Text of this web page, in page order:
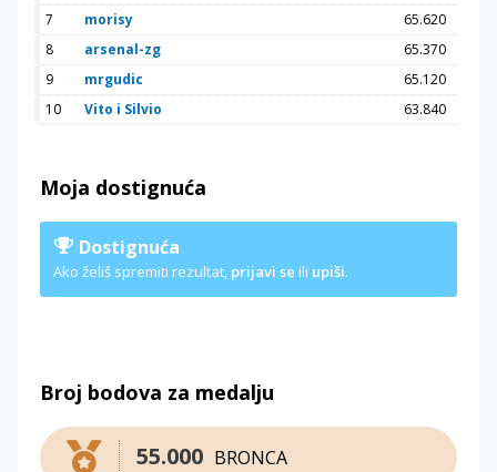
7
morisy
65.620
8
arsenal-zg
65.370
9
mrgudic
65.120
10
Vito i Silvio 63.840
Moja dostignuća
Dostignuća
Ako želiš spremiti rezultat, prijavi se ili upiši.
Broj bodova za medalju
BRONCA
55.000